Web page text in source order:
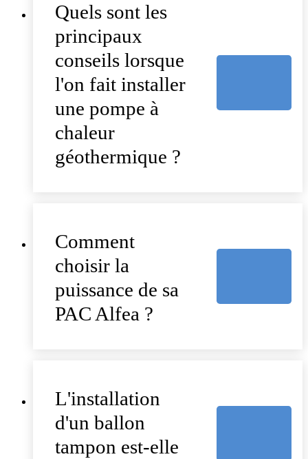
Quels sont les
principaux
conseils lorsque
l'on fait installer
une pompe à
chaleur
géothermique ?
Comment
choisir la
puissance de sa
PAC Alfea ?
L'installation
d'un ballon
tampon est-elle